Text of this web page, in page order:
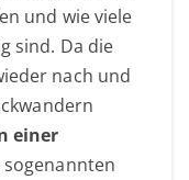
und wie viele
sind. Da die
nach und
einer
sogenannten